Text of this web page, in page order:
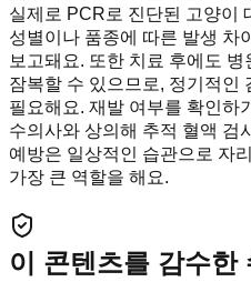
실제로 PCR로 진단된 고양이
성별이나 품종에 따른 발생 차
보고돼요. 또한 치료 후에도
잠복할 수 있으므로, 정기적인
필요해요. 재발 여부를 확인하
수의사와 상의해 추적 혈액 검
예방은 일상적인 습관으로 자
가장 큰 역할을 해요.
이 콘텐츠를 감수한